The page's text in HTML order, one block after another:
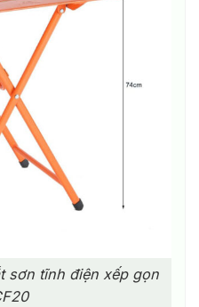
sơn tĩnh điện xếp gọn